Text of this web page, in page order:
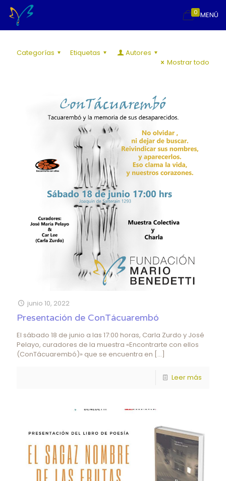
MENÚ
0
Categorías Etiquetas
Autores
Mostrar todo
junio 10, 2022
Presentación de ConTácuarembó
El sábado 18 de junio a las 17:00 horas, Carla Zurdo y José
Pelayo, curadores de la muestra «Encontrarte con ellos
(ConTácuarembó)» que se encuentra en […]
Leer más